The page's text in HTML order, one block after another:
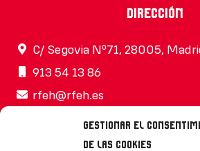
Gestionar el
de las cookies
Dirección
C/ Segovia Nº71, 28005,
913 54 13 86
rfeh@rfeh.es